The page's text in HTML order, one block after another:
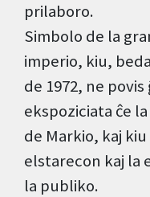
prilaboro.
Simbolo de la
imperio, kiu,
de 1972, ne
ekspoziciata ĉe
de Markio, kaj
elstarecon kaj la
la publiko.